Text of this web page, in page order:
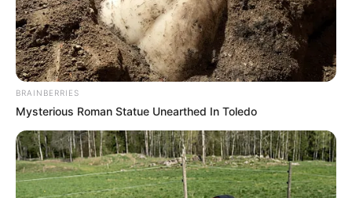
(foto: instagram/sssniperwolf)
BRAINBERRIES
Mysterious Roman Statue Unearthed In Toledo